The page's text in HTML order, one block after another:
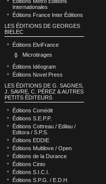
Internationales
Éditions France Inter Éditions
LES ÉDITIONS DE GEORGES
BIELEC
Éditions ElviFrance
Microtirages
Éditions Idéogram
Éditions Novel Press
LES ÉDITIONS DE G. SAGNES,
J. SAVRE, C. PÉREZ & AUTRES
PETITS ÉDITEURS
Éditions Comédit
Éditions S.E.P.P.
Éditions Cottreau / Edilau /
Editora / S.P.S.
Éditions EDDIE
Éditions Multilove / Open
Éditions de la Durance
Éditions Cinto
Éditions S.I.C.I.
Éditions S.P.G. / E.D.H.